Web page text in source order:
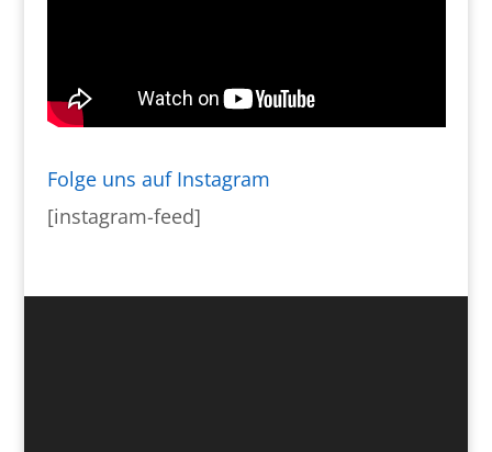
Folge uns auf Instagram
[instagram-feed]